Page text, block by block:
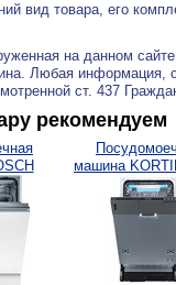
вид товара, его
на данном
Любая информация,
ст. 437
рекомендуем
машина
45570